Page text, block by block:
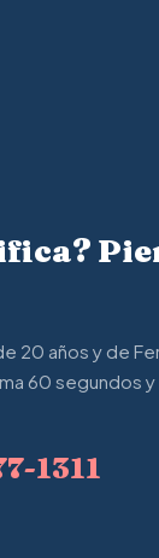
20 años y de
60 segundos
1311